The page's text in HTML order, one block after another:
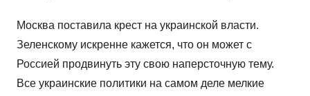
Москва поставила крест на украинской власти.
Зеленскому искренне кажется, что он может с
Россией продвинуть эту свою наперсточную тему.
Все украинские политики на самом деле мелкие